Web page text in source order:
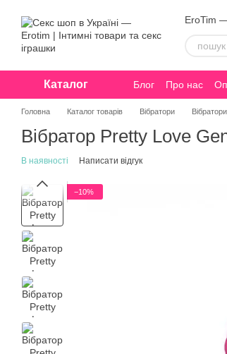
EroTim
Каталог Блог Про нас
Конфіденційність
Головна Каталог товарів Вібратори
Вібратор Pretty Love
В наявності Написати відгук
−10%